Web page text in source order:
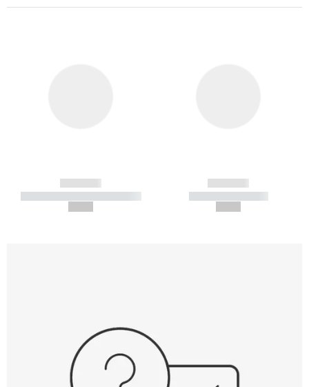
------------
----------- ----------- -----------
------------
----------- -----------